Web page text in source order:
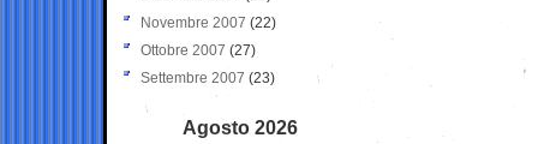
Novembre 2007 (22)
Ottobre 2007 (27)
Settembre 2007 (23)
Agosto 2026